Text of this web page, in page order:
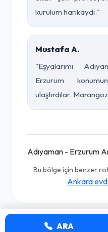
kurulum harikaydı."
Mustafa A.
"Eşyalarımı
Erzurum
ulaştırdılar.
Adıyaman - Erzurum
Bu bölge için benzer
Ankara
ARA